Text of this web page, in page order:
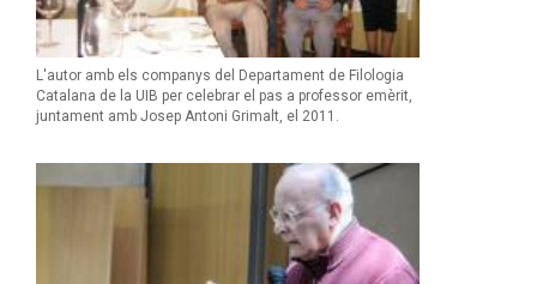
L'autor amb els companys del Departament de Filologia
Catalana de la UIB per celebrar el pas a professor emèrit,
juntament amb Josep Antoni Grimalt, el 2011.